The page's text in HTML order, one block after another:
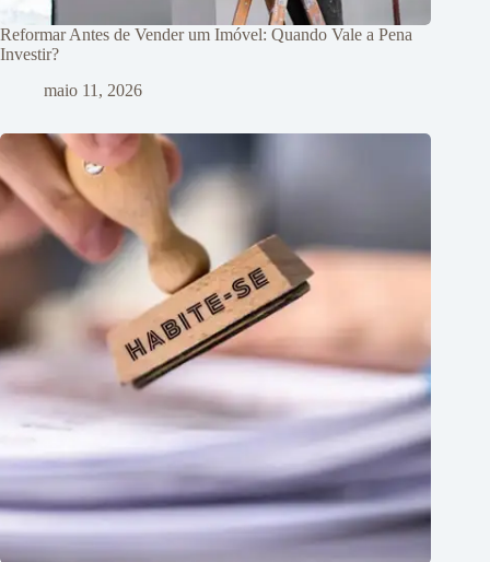
Reformar Antes de Vender um Imóvel: Quando Vale a Pena
Investir?
maio 11, 2026